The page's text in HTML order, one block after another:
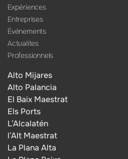
Expériences
Entreprises
Événements
Actualites
Professionnels
Alto Mijares
Alto Palancia
El Baix Maestrat
Els Ports
L’Alcalatén
l’Alt Maestrat
La Plana Alta